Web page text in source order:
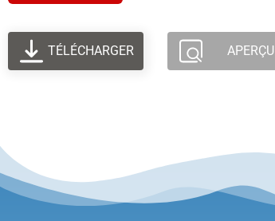
TÉLÉCHARGER APERÇU